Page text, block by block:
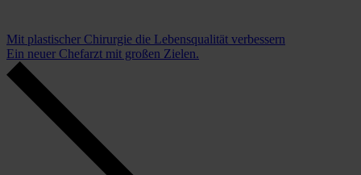
Mit plastischer Chirurgie die Lebensqualität verbessern
Ein neuer Chefarzt mit großen Zielen.